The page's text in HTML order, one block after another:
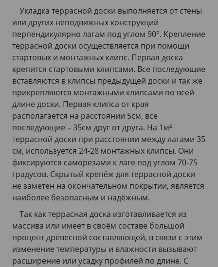
Укладка террасной доски выполняется от стены
или других неподвижных конструкций
перпендикулярно лагам под углом 90°. Крепление
террасной доски осуществляется при помощи
стартовых и монтажных клипс. Первая доска
крепится стартовыми клипсами. Все последующие
вставляются в клипсы предыдущей доски и так же
прикрепляются монтажными клипсами по всей
длине доски. Первая клипса от края
располагается на расстоянии 5см, все
последующие – 35см друг от друга. На 1м²
террасной доски при расстоянии между лагами 35
см, используется 24-28 монтажных клипсы. Они
фиксируются саморезами к лаге под углом 70-75
градусов. Скрытый крепёж для террасной доски
не заметен на окончательном покрытии, является
наиболее безопасным и надёжным.
Так как террасная доска изготавливается из
массива или имеет в своём составе большой
процент древесной составляющей, в связи с этим
изменение температуры и влажности вызывают
расширение или усадку профилей по длине. С